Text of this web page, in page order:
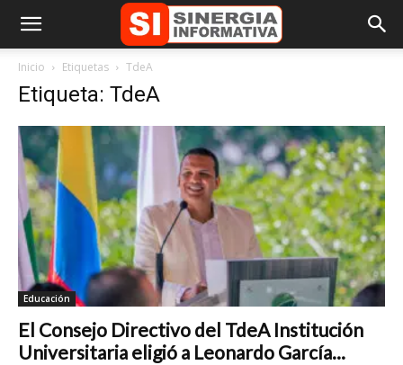
Inicio Etiquetas TdeA
Etiqueta: TdeA
Educación
El Consejo Directivo del TdeA Institución
Universitaria eligió a Leonardo García...